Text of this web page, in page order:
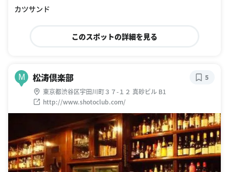
カツサンド
このスポットの詳細を見る
M 松涛倶楽部
東京都渋谷区宇田川町３７-１２ 真砂ビル B1
http://www.shotoclub.com/
5